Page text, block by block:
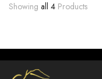
Showing all 4 Products